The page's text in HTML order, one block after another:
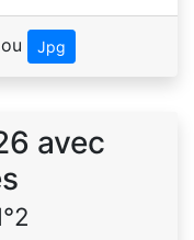
ou Jpg
avec